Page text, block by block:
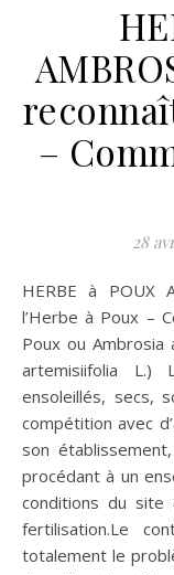
–
28
HERBE à POUX AMBROSIA – Symptômes reconnaître
l’Herbe à Poux –
Poux ou Ambrosia
artemisiifolia L.)
ensoleillés, secs,
compétition avec
son
procédant à un
conditions du
fertilisation.Le
totalement le